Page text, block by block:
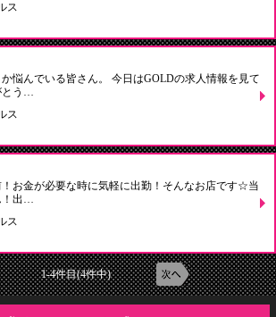
ス
悩んでいる皆さん。 今日はGOLDの求人情報を見て
とう…
ス
お金が必要な時に気軽に出勤！そんなお店です☆当
！出…
ス
1-4件目(4件中)